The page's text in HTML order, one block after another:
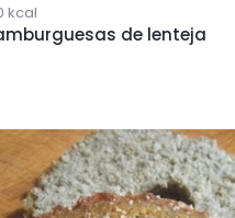
kcal
de lenteja